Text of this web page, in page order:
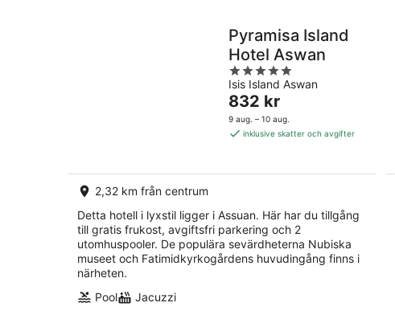
Pyramisa Island
Hotel Aswan
5
out
of
5
Isis Island Aswan
Priset
är
832 kr
832 kr
9 aug. – 10 aug.
inklusive skatter och avgifter
2,32 km från centrum
Detta hotell i lyxstil ligger i Assuan. Här har du tillgång
till gratis frukost, avgiftsfri parkering och 2
utomhuspooler. De populära sevärdheterna Nubiska
museet och Fatimidkyrkogårdens huvudingång finns i
närheten.
Pool
Jacuzzi